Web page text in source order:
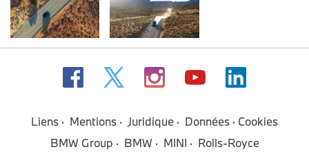
Liens Mentions Juridique Données
Cookies
BMW Group
BMW MINI Rolls-Royce